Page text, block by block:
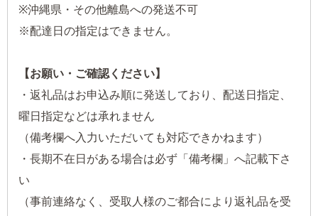
※沖縄県・その他離島への発送不可
※配達日の指定はできません。
【お願い・ご確認ください】
・返礼品はお申込み順に発送しており、配送日指定、
曜日指定などは承れません
（備考欄へ入力いただいても対応できかねます）
・長期不在日がある場合は必ず「備考欄」へ記載下さ
い
（事前連絡なく、受取人様のご都合により返礼品を受